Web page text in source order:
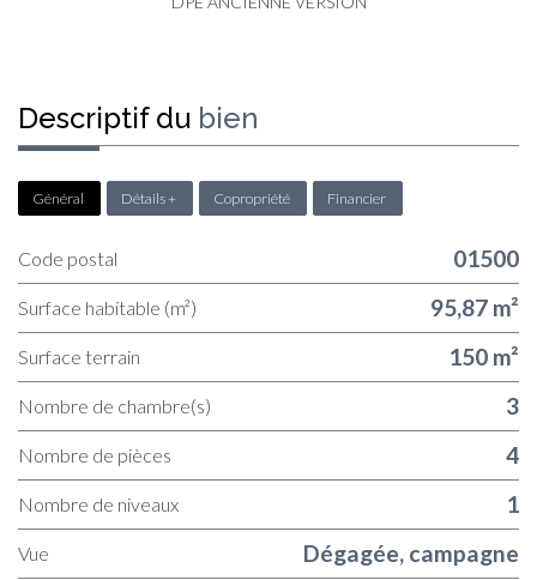
descriptif du bien
Général Détails + Copropriété Financier
Code postal 01500
Surface habitable (m²) 95,87 m²
surface terrain 150 m²
Nombre de chambre(s) 3
Nombre de pièces 4
Nombre de niveaux 1
Vue Dégagée, campagne